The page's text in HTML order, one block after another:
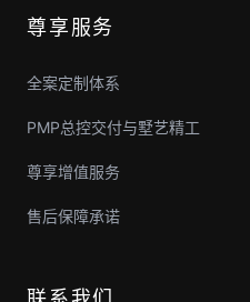
尊享服务
全案定制体系
PMP总控交付与墅艺精工
尊享增值服务
售后保障承诺